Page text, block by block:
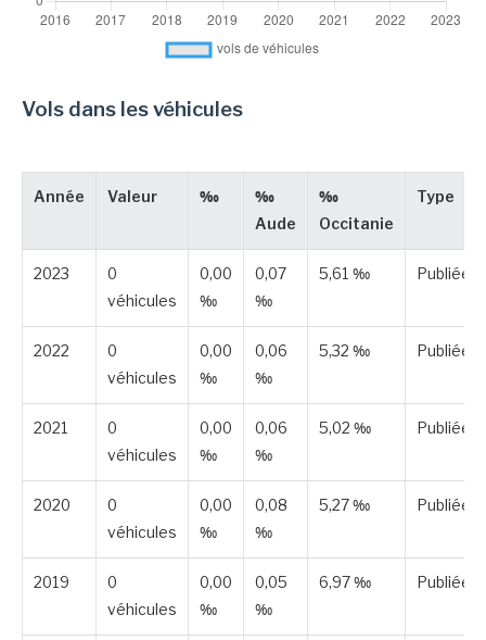
Vols dans les véhicules
Année Valeur ‰
‰
Aude
‰
Occitanie
Type
2023
0
véhicules
0,00
‰
0,07
‰
5,61 ‰ Publiée
2022
0
véhicules
0,00
‰
0,06
‰
5,32 ‰ Publiée
2021
0
véhicules
0,00
‰
0,06
‰
5,02 ‰ Publiée
2020
0
véhicules
0,00
‰
0,08
‰
5,27 ‰ Publiée
2019
0
véhicules
0,00
‰
0,05
‰
6,97 ‰ Publiée